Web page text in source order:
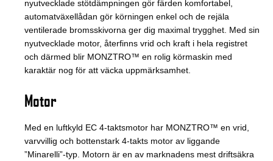
nyutvecklade stötdämpningen gör färden komfortabel,
automatväxellådan gör körningen enkel och de rejäla
ventilerade bromsskivorna ger dig maximal trygghet. Med sin
nyutvecklade motor, återfinns vrid och kraft i hela registret
och därmed blir MONZTRO™ en rolig körmaskin med
karaktär nog för att väcka uppmärksamhet.
Motor
Med en luftkyld EC 4-taktsmotor har MONZTRO™ en vrid,
varvvillig och bottenstark 4-takts motor av liggande
”Minarelli”-typ. Motorn är en av marknadens mest driftsäkra